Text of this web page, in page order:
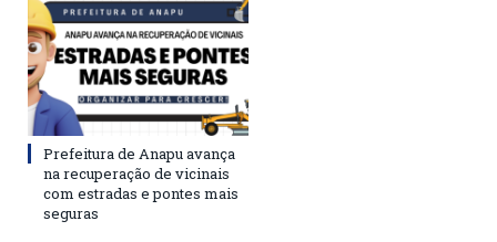
Prefeitura de Anapu avança
na recuperação de vicinais
com estradas e pontes mais
seguras